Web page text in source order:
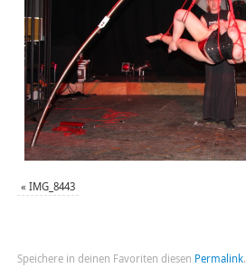
« IMG_8443
Speichere in deinen Favoriten diesen Permalink.